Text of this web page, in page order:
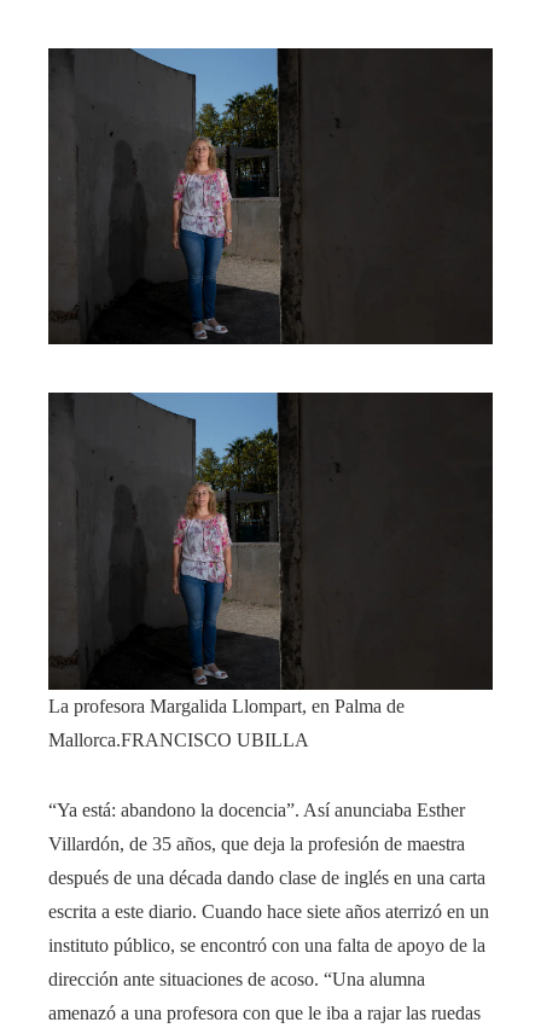
La profesora Margalida Llompart, en Palma de
Mallorca.FRANCISCO UBILLA
“Ya está: abandono la docencia”. Así anunciaba Esther
Villardón, de 35 años, que deja la profesión de maestra
después de una década dando clase de inglés en una carta
escrita a este diario. Cuando hace siete años aterrizó en un
instituto público, se encontró con una falta de apoyo de la
dirección ante situaciones de acoso. “Una alumna
amenazó a una profesora con que le iba a rajar las ruedas